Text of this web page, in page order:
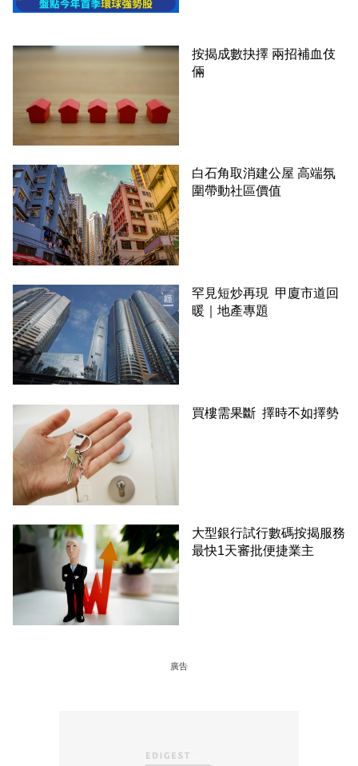
按揭成數抉擇 兩招補血伎
倆
白石角取消建公屋 高端氛
圍帶動社區價值
罕見短炒再現 甲廈市道回
暖｜地產專題
買樓需果斷 擇時不如擇勢
大型銀行試行數碼按揭服務
最快1天審批便捷業主
廣告